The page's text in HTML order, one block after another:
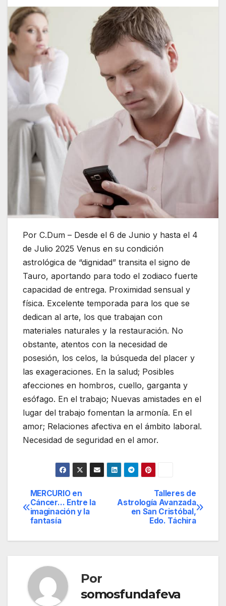
Por C.Dum – Desde el 6 de Junio y hasta el 4
de Julio 2025 Venus en su condición
astrológica de “dignidad” transita el signo de
Tauro, aportando para todo el zodiaco fuerte
capacidad de entrega. Proximidad sensual y
física. Excelente temporada para los que se
dedican al arte, los que trabajan con
materiales naturales y la restauración. No
obstante, atentos con la necesidad de
posesión, los celos, la búsqueda del placer y
las exageraciones. En la salud; Posibles
afecciones en hombros, cuello, garganta y
esófago. En el trabajo; Nuevas amistades en el
lugar del trabajo fomentan la armonía. En el
amor; Relaciones afectiva en el ámbito laboral.
Necesidad de seguridad en el amor.
Navegación
de
entradas
Talleres de
Astrología Avanzada
en San Cristóbal,
Edo. Táchira
MERCURIO en
Cáncer… Entre la
imaginación y la
fantasía
Por
somosfundafeva